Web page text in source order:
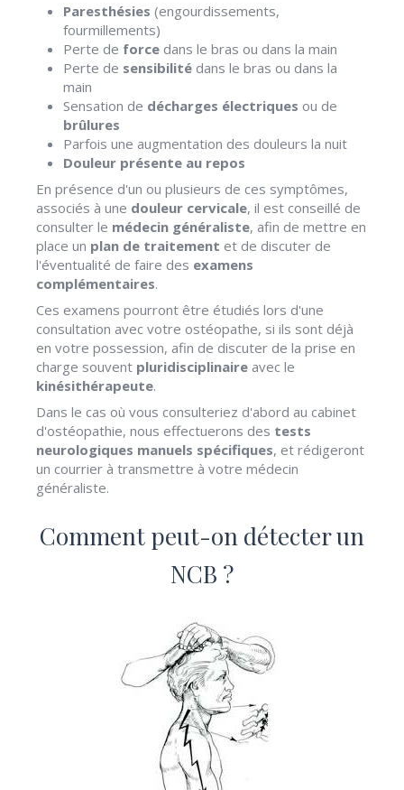
Paresthésies (engourdissements,
fourmillements)
Perte de force dans le bras ou dans la main
Perte de sensibilité dans le bras ou dans la
main
Sensation de décharges électriques ou de
brûlures
Parfois une augmentation des douleurs la nuit
Douleur présente au repos
En présence d'un ou plusieurs de ces symptômes,
associés à une douleur cervicale, il est conseillé de
consulter le médecin généraliste, afin de mettre en
place un plan de traitement et de discuter de
l'éventualité de faire des examens
complémentaires.
Ces examens pourront être étudiés lors d'une
consultation avec votre ostéopathe, si ils sont déjà
en votre possession, afin de discuter de la prise en
charge souvent pluridisciplinaire avec le
kinésithérapeute.
Dans le cas où vous consulteriez d'abord au cabinet
d'ostéopathie, nous effectuerons des tests
neurologiques manuels spécifiques, et rédigeront
un courrier à transmettre à votre médecin
généraliste.
Comment peut-on détecter un
NCB ?